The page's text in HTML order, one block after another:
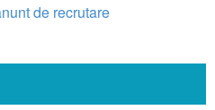
de recrutare